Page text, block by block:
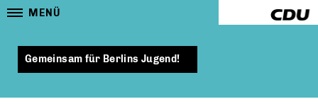
MENÜ
Gemeinsam für Berlins Jugend!